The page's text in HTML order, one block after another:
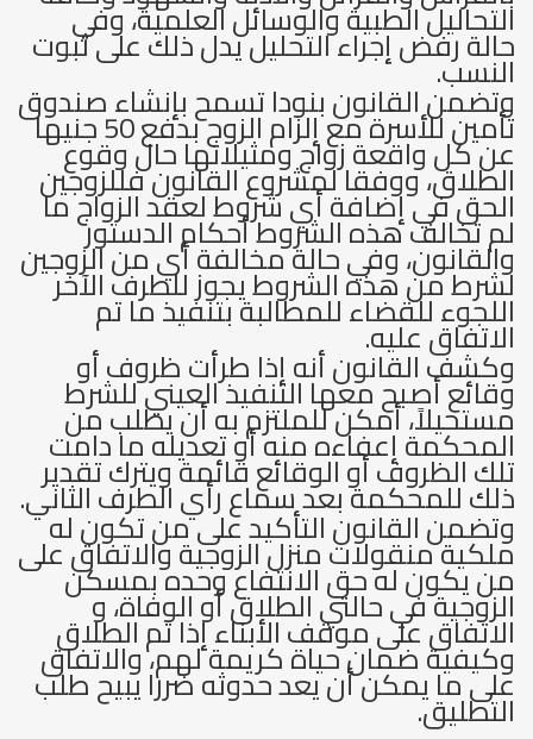
التحاليل الطبية والوسائل العلمية، وفي
حالة رفض إجراء التحليل يدل ذلك على ثبوت
النسب.
وتضمن القانون بنودا تسمح بإنشاء صندوق
تأمين للأسرة مع إلزام الزوج بدفع 50 جنيها
عن كل واقعة زواج ومثيلاتها حال وقوع
الطلاق، ووفقا لمشروع القانون فللزوجين
الحق في إضافة أي شروط لعقد الزواج ما
لم تخالف هذه الشروط أحكام الدستور
والقانون، وفي حالة مخالفة أي من الزوجين
لشرط من هذه الشروط يجوز للطرف الآخر
اللجوء للقضاء للمطالبة بتنفيذ ما تم
الاتفاق عليه.
وكشف القانون أنه إذا طرأت ظروف أو
وقائع أصبح معها التنفيذ العيني للشرط
مستحيلاً، أمكن للملتزم به أن يطلب من
المحكمة إعفاءه منه أو تعديله ما دامت
تلك الظروف أو الوقائع قائمة ويترك تقدير
ذلك للمحكمة بعد سماع رأي الطرف الثاني.
وتضمن القانون التأكيد على من تكون له
ملكية منقولات منزل الزوجية والاتفاق على
من يكون له حق الانتفاع وحده بمسكن
الزوجية في حالتي الطلاق أو الوفاة، و
الاتفاق على موقف الأبناء إذا تم الطلاق
وكيفية ضمان حياة كريمة لهم، والاتفاق
على ما يمكن أن يعد حدوثه ضررا يبيح طلب
التطليق.